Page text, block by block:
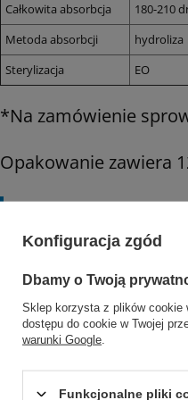
Całkowita absorbcja
180-210
Metoda absorbcji
hydroliza
Sterylizacja
EO
*Na zamówienie
Opakowanie zawiera
Informacje o
solidne połączenie
doskonała
Konfiguracja zgód
Dbamy o Twoją
Sklep korzysta z plików cookie
dostępu do cookie w Twojej
warunki Google
Funkcjonalne pliki